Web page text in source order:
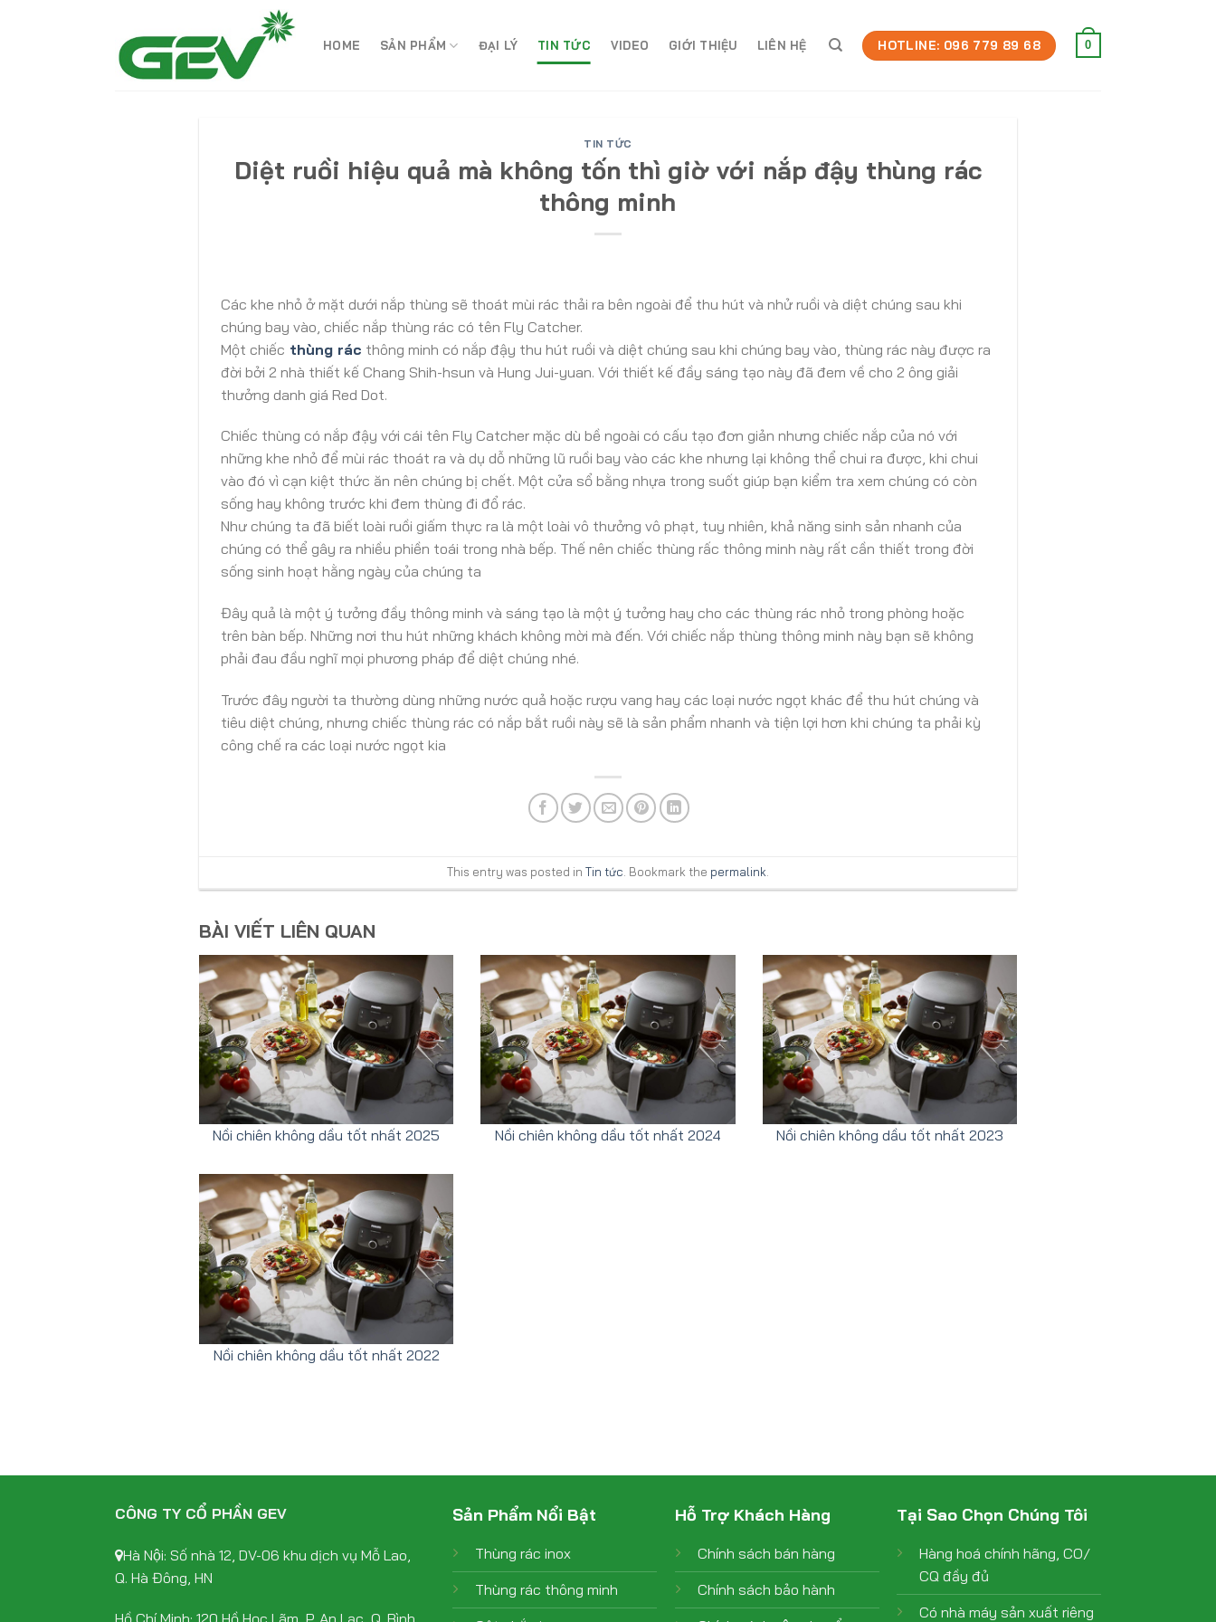
HOME SẢN PHẨM ĐẠI LÝ TIN TỨC VIDEO GIỚI THIỆU LIÊN HỆ HOTLINE: 096 779 89 68 0
TIN TỨC
Diệt ruồi hiệu quả mà không tốn thì giờ với nắp đậy thùng rác
thông minh
Các khe nhỏ ở mặt dưới nắp thùng sẽ thoát mùi rác thải ra bên ngoài để thu hút và nhử ruồi và diệt chúng sau khi
chúng bay vào, chiếc nắp thùng rác có tên Fly Catcher.
Một chiếc thùng rác thông minh có nắp đậy thu hút ruồi và diệt chúng sau khi chúng bay vào, thùng rác này được ra
đời bởi 2 nhà thiết kế Chang Shih-hsun và Hung Jui-yuan. Với thiết kế đầy sáng tạo này đã đem về cho 2 ông giải
thưởng danh giá Red Dot.
Chiếc thùng có nắp đậy với cái tên Fly Catcher mặc dù bề ngoài có cấu tạo đơn giản nhưng chiếc nắp của nó với
những khe nhỏ để mùi rác thoát ra và dụ dỗ những lũ ruồi bay vào các khe nhưng lại không thể chui ra được, khi chui
vào đó vì cạn kiệt thức ăn nên chúng bị chết. Một cửa sổ bằng nhựa trong suốt giúp bạn kiểm tra xem chúng có còn
sống hay không trước khi đem thùng đi đổ rác.
Như chúng ta đã biết loài ruồi giấm thực ra là một loài vô thưởng vô phạt, tuy nhiên, khả năng sinh sản nhanh của
chúng có thể gây ra nhiều phiền toái trong nhà bếp. Thế nên chiếc thùng rấc thông minh này rất cần thiết trong đời
sống sinh hoạt hằng ngày của chúng ta
Đây quả là một ý tưởng đầy thông minh và sáng tạo là một ý tưởng hay cho các thùng rác nhỏ trong phòng hoặc
trên bàn bếp. Những nơi thu hút những khách không mời mà đến. Với chiếc nắp thùng thông minh này bạn sẽ không
phải đau đầu nghĩ mọi phương pháp để diệt chúng nhé.
Trước đây người ta thường dùng những nước quả hoặc rượu vang hay các loại nước ngọt khác để thu hút chúng và
tiêu diệt chúng, nhưng chiếc thùng rác có nắp bắt ruồi này sẽ là sản phẩm nhanh và tiện lợi hơn khi chúng ta phải kỳ
công chế ra các loại nước ngọt kia
This entry was posted in Tin tức. Bookmark the permalink.
BÀI VIẾT LIÊN QUAN
Nồi chiên không dầu tốt nhất 2025 Nồi chiên không dầu tốt nhất 2024 Nồi chiên không dầu tốt nhất 2023
Nồi chiên không dầu tốt nhất 2022
CÔNG TY CỔ PHẦN GEV
Hà Nội: Số nhà 12, DV-06 khu dịch vụ Mỗ Lao,
Q. Hà Đông, HN
Sản Phẩm Nổi Bật
Thùng rác inox
Thùng rác thông minh
Hỗ Trợ Khách Hàng
Chính sách bán hàng
Chính sách bảo hành
Tại Sao Chọn Chúng Tôi
Hàng hoá chính hãng, CO/
CQ đầy đủ
Có nhà máy sản xuất riêng